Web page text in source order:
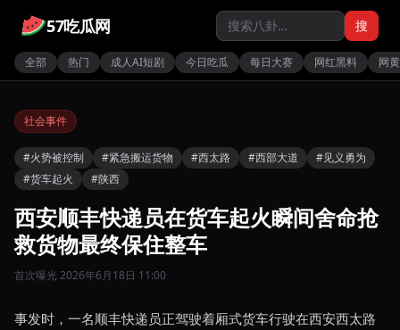
57吃瓜网 搜
全部 热门 成人AI短剧 今日吃瓜 每日大赛 网红黑料 网
社会事件
#火势被控制 #紧急搬运货物 #西太路 #西部大道
#见义勇为
#货车起火
#陕西
西安顺丰快递员在货车起火瞬间舍命抢
救货物最终保住整车
首次曝光 2026年6月18日 11:00
事发时，一名顺丰快递员正驾驶着厢式货车行驶在西安西太路